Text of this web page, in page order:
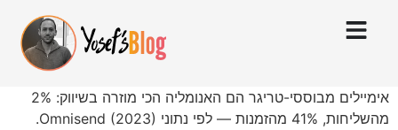
אימיילים מבוססי-טריגר הם האנומליה הכי מוזרה בשיווק: 2%
מהשליחות, 41% מהזמנות — לפי נתוני Omnisend (2023).